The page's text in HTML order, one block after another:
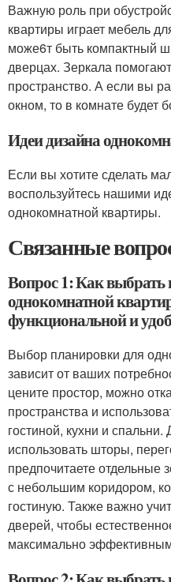
Важную роль при
квартиры играет мебель
може6т быть компактный
дверцах. Зеркала
пространство. А если вы
окном, то в комнате будет
Идеи дизайна
Если вы хотите сделать
воспользуйтесь нашими
однокомнатной квартиры.
Связанные
Вопрос 1: Как выбрать
однокомнатной
функциональной и
Выбор планировки для
зависит от ваших
цените простор, можно
пространства и
гостиной, кухни и
использовать шторы,
предпочитаете отдельные
с небольшим коридором,
гостиную. Также важно
дверей, чтобы
максимально